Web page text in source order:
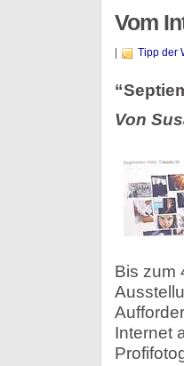
Vom
Tipp der
Von
Bis zum
Internet